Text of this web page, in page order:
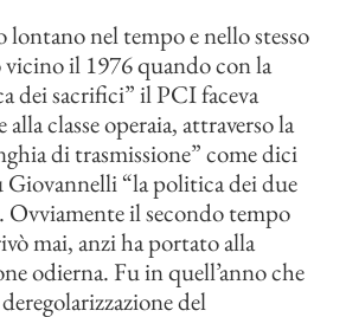
lontano nel tempo e nello stesso
il 1976 quando con la
dei sacrifici” il PCI faceva
alla classe operaia, attraverso la
di trasmissione” come dici
Giovannelli “la politica dei due
Ovviamente il secondo tempo
mai, anzi ha portato alla
odierna. Fu in quell’anno che
del